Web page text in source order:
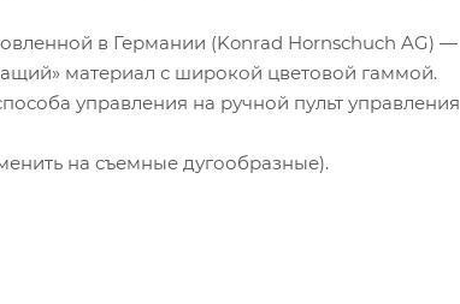
в Германии (Konrad Hornschuch AG) —
материал с широкой цветовой гаммой.
управления на ручной пульт управления
на съемные дугообразные).